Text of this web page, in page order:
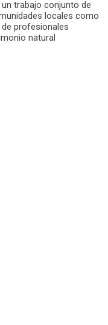
trabajo conjunto de
locales como
profesionales
natural